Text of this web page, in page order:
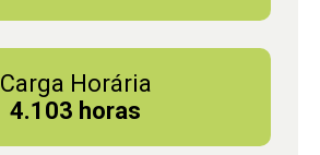
Carga Horária
4.103 horas